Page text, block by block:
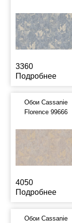
3360
Подробнее
Обои Cassanie
Florence 99666
4050
Подробнее
Обои Cassanie